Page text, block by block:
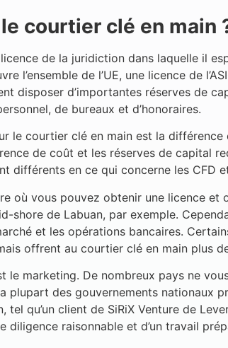
courtier clé en main
de la juridiction dans laquelle il
l’ensemble de l’UE, une licence de
disposer d’importantes réserves de
de bureaux et d’honoraires.
le courtier clé en main est la
de coût et les réserves de capital
différents en ce qui concerne les CFD
où vous pouvez obtenir une licence et
shore de Labuan, par exemple.
et les opérations bancaires.
offrent au courtier clé en main plus
le marketing. De nombreux pays ne
plupart des gouvernements nationaux
tel qu’un client de SiRiX Venture de
diligence raisonnable et d’un travail